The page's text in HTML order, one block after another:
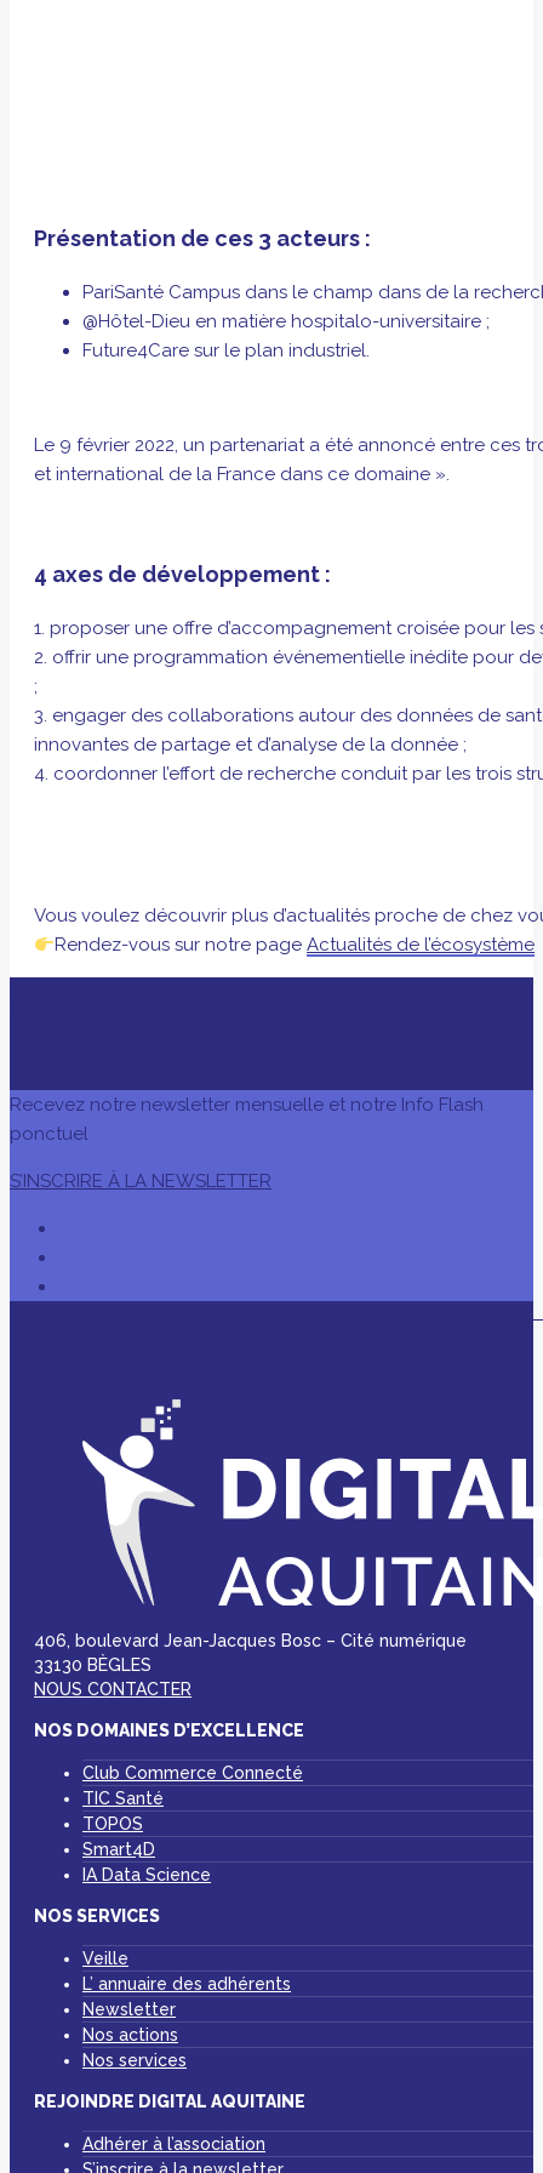
Présentation de ces 3 acteurs :
PariSanté Campus dans le champ dans de la
@Hôtel-Dieu en matière hospitalo-universitaire ;
Future4Care sur le plan industriel.
Le 9 février 2022, un partenariat a été annoncé entre
et international de la France dans ce domaine ».
4 axes de développement :
1. proposer une offre d’accompagnement croisée pour
2. offrir une programmation événementielle inédite pour
;
3. engager des collaborations autour des données de
innovantes de partage et d’analyse de la donnée ;
4. coordonner l’effort de recherche conduit par les trois
Vous voulez découvrir plus d’actualités proche de chez
Rendez-vous sur notre pageActualités de l’écosystème
Recevez notre newsletter mensuelle et notre Info Flash
ponctuel
S’INSCRIRE À LA NEWSLETTER
406, boulevard Jean-Jacques Bosc – Cité numérique
33130 BÈGLES
NOUS CONTACTER
NOS DOMAINES D’EXCELLENCE
Club Commerce Connecté
TIC Santé
TOPOS
Smart4D
IA Data Science
NOS SERVICES
Veille
L’ annuaire des adhérents
Newsletter
Nos actions
Nos services
REJOINDRE DIGITAL AQUITAINE
Adhérer à l’association